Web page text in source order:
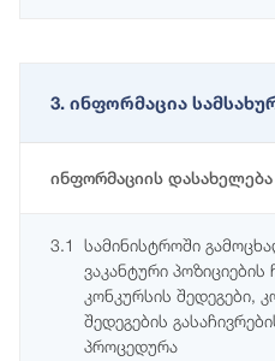
3. ინფორმაცია
ინფორმაციის დასახელება
3.1
სამინისტროში
ვაკანტური
კონკურსის შედეგები,
შედეგების
პროცედურა